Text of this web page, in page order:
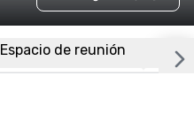
Espacio de reunión